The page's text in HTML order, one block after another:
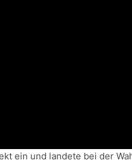
ein und landete bei der